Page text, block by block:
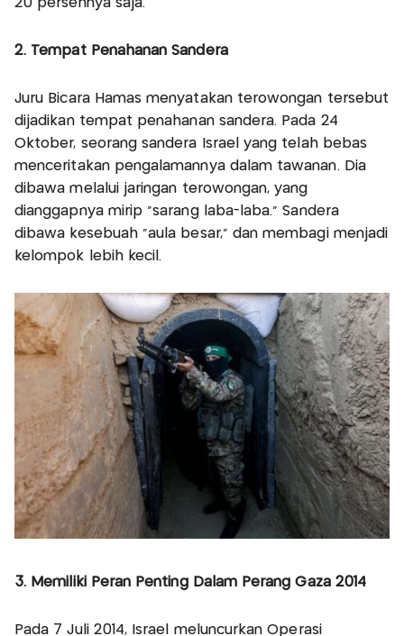
20 persennya saja.
2. Tempat Penahanan Sandera
Juru Bicara Hamas menyatakan terowongan tersebut
dijadikan tempat penahanan sandera. Pada 24
Oktober, seorang sandera Israel yang telah bebas
menceritakan pengalamannya dalam tawanan. Dia
dibawa melalui jaringan terowongan, yang
dianggapnya mirip "sarang laba-laba." Sandera
dibawa kesebuah "aula besar," dan membagi menjadi
kelompok lebih kecil.
3. Memiliki Peran Penting Dalam Perang Gaza 2014
Pada 7 Juli 2014, Israel meluncurkan Operasi